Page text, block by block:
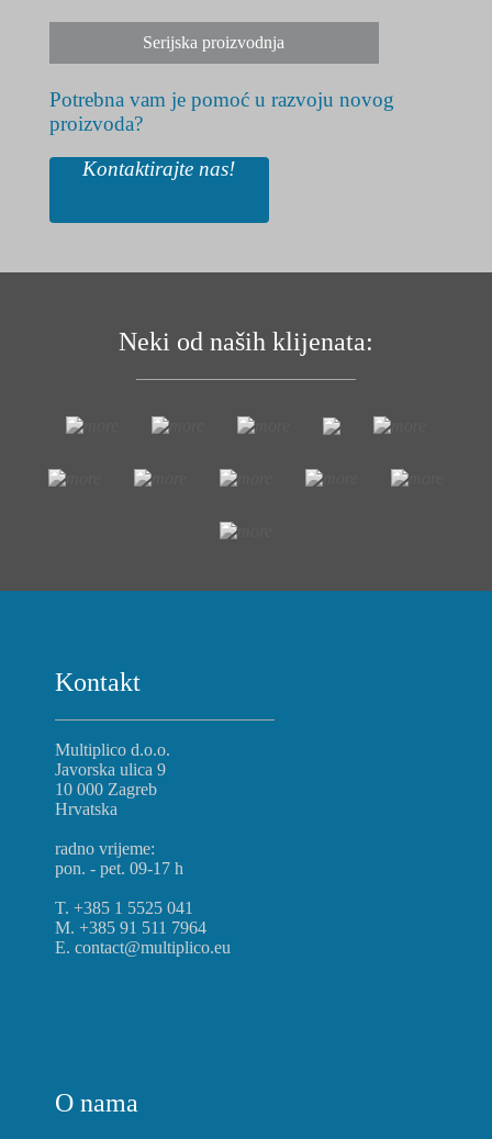
Serijska proizvodnja
Potrebna vam je pomoć u razvoju novog
proizvoda?
Kontaktirajte nas!
Neki od naših klijenata:
Kontakt
Multiplico d.o.o.
Javorska ulica 9
10 000 Zagreb
Hrvatska
radno vrijeme:
pon. - pet. 09-17 h
T. +385 1 5525 041
M. +385 91 511 7964
E. contact@multiplico.eu
O nama